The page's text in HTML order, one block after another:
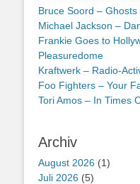
Bruce Soord –
Michael Jackson –
Frankie Goes to
Pleasuredome
Kraftwerk – Radio-
Foo Fighters – Your
Tori Amos – In Times
Archiv
August 2026 (1)
Juli 2026 (5)